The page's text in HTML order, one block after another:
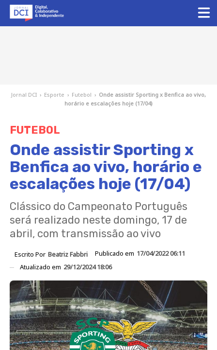
Jornal DCI › Esporte › Futebol › Onde assistir Sporting x Benfica ao vivo,
horário e escalações hoje (17/04)
FUTEBOL
Onde assistir Sporting x
Benfica ao vivo, horário e
escalações hoje (17/04)
Clássico do Campeonato Português
será realizado neste domingo, 17 de
abril, com transmissão ao vivo
Escrito Por Beatriz Fabbri Publicado em 17/04/2022 06:11
Atualizado em 29/12/2024 18:06